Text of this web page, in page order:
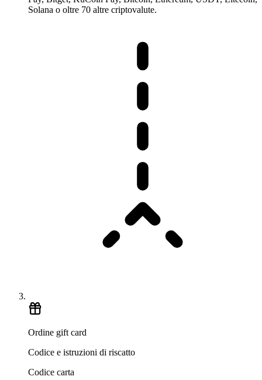
Solana o oltre 70 altre criptovalute.
Ordine gift card
Codice e istruzioni di riscatto
Codice carta